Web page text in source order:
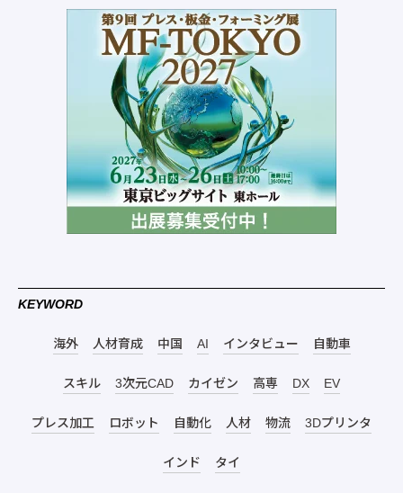
KEYWORD
海外 人材育成 中国 AI インタビュー 自動車
スキル 3次元CAD カイゼン 高専 DX EV
プレス加工 ロボット 自動化 人材 物流 3Dプリンタ
インド タイ